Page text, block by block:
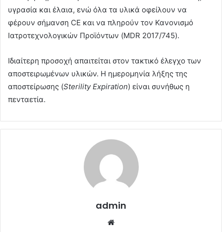
υγρασία και έλαια, ενώ όλα τα υλικά οφείλουν να
φέρουν σήμανση CE και να πληρούν τον Κανονισμό
Ιατροτεχνολογικών Προϊόντων (MDR 2017/745).
Ιδιαίτερη προσοχή απαιτείται στον τακτικό έλεγχο των
αποστειρωμένων υλικών. Η ημερομηνία λήξης της
αποστείρωσης (Sterility Expiration) είναι συνήθως η
πενταετία.
admin